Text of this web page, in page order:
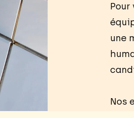
Pour
une
Nos